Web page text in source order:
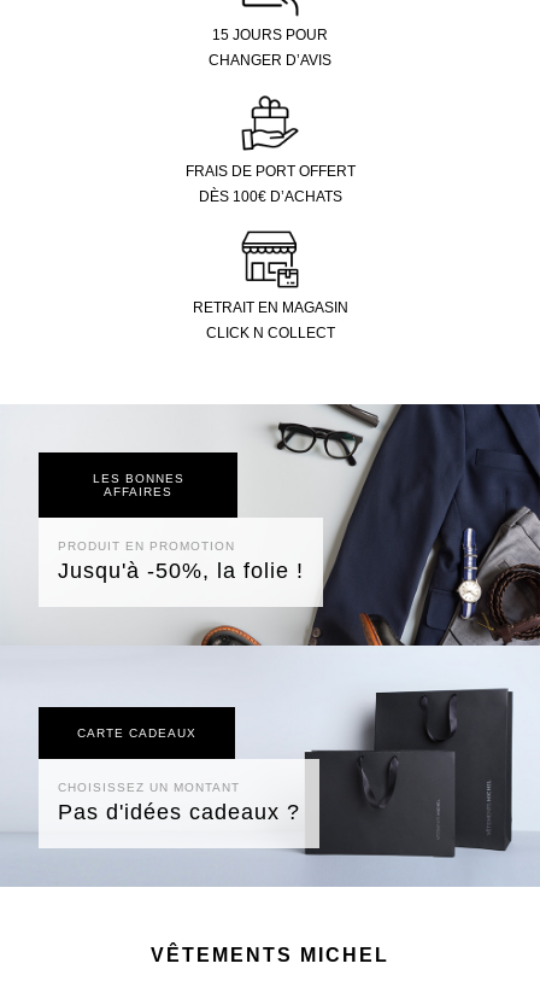
15 JOURS POUR
CHANGER D’AVIS
FRAIS DE PORT OFFERT
DÈS 100€ D’ACHATS
RETRAIT EN MAGASIN
CLICK N COLLECT
LES BONNES
AFFAIRES
PRODUIT EN PROMOTION
Jusqu'à -50%, la folie !
CARTE CADEAUX
CHOISISSEZ UN MONTANT
Pas d'idées cadeaux ?
VÊTEMENTS MICHEL